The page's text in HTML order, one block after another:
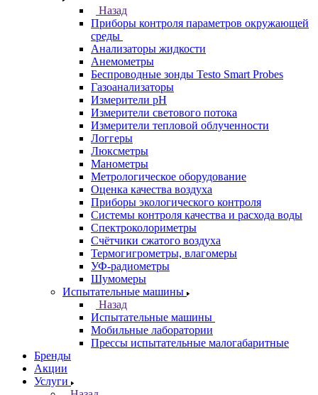
Назад
Приборы контроля параметров окружающей
среды
Анализаторы жидкости
Анемометры
Беспроводные зонды Testo Smart Probes
Газоанализаторы
Измерители pH
Измерители светового потока
Измерители тепловой облученности
Логгеры
Люксметры
Манометры
Метрологическое оборудование
Оценка качества воздуха
Приборы экологического контроля
Системы контроля качества и расхода воды
Спектроколориметры
Счётчики сжатого воздуха
Термогигрометры, влагомеры
УФ-радиометры
Шумомеры
Испытательные машины
Назад
Испытательные машины
Мобильные лаборатории
Прессы испытательные малогабаритные
Бренды
Акции
Услуги